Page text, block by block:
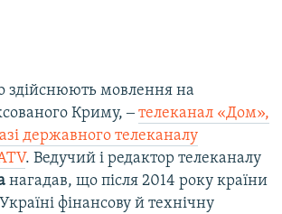
здійснюють мовлення на
Криму, ‒телеканал «Дом»,
державного телеканалу
. Ведучий і редактор телеканалу
нагадав, що після 2014 року країни
фінансову й технічну